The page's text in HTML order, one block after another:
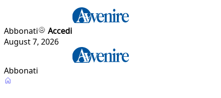
Abbonati
Accedi
August 7, 2026
Abbonati